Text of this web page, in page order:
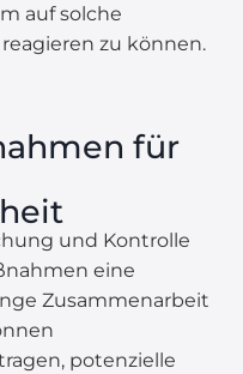
auf solche
zu können.
für
und Kontrolle
eine
Zusammenarbeit
potenzielle